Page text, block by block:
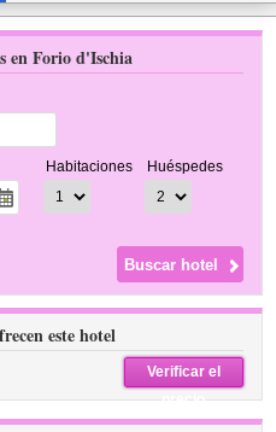
en Forio d'Ischia
Habitaciones Huéspedes
este hotel
Verificar el
precio